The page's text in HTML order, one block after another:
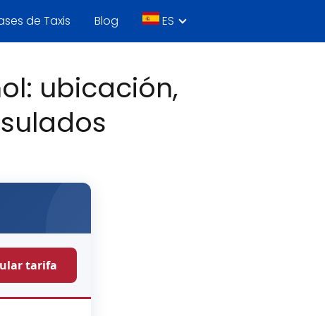
de Taxis Blog ES
ubicación,
tarifa